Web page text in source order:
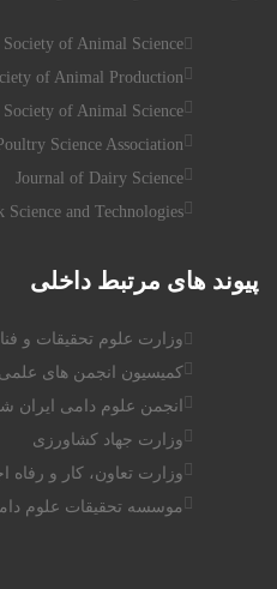
of Animal Science
of Animal Production
of Animal Science
Science Association
Journal of Dairy Science
and Technologies
پیوند های مرتبط داخلی
وزارت علوم تحقیقات و
کمیسیون انجمن های علمی
انجمن علوم دامی ایران
وزارت جهاد کشاورزی
وزارت تعاون، کار و رفاه
موسسه تحقیقات علوم